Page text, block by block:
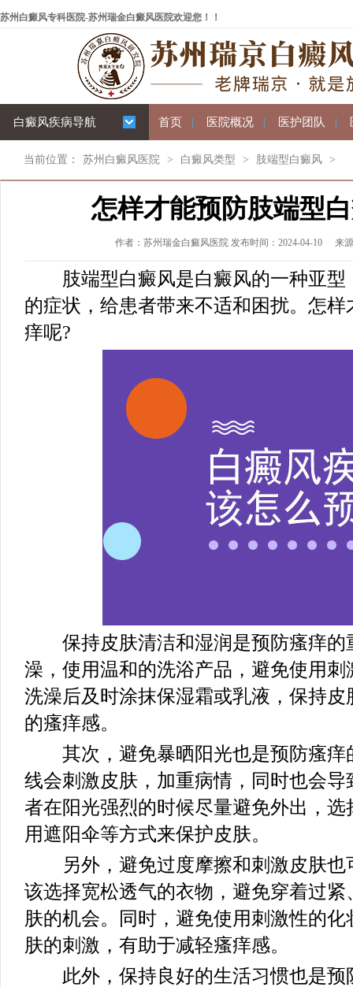
苏州白癜风专科医院-苏州瑞金白癜风医院欢迎您！！
白癜风疾病导航 首页 | 医院概况 | 医护团队 |
当前位置： 苏州白癜风医院 > 白癜风类型 > 肢端型白癜风 >
怎样才能预防肢端型
作者：苏州瑞金白癜风医院 发布时间：2024-04-10 来
肢端型白癜风是白癜风的一种亚型
的症状，给患者带来不适和困扰。怎
痒呢?
保持皮肤清洁和湿润是预防瘙痒的
澡，使用温和的洗浴产品，避免使用
洗澡后及时涂抹保湿霜或乳液，保持
的瘙痒感。
其次，避免暴晒阳光也是预防瘙痒
线会刺激皮肤，加重病情，同时也会
者在阳光强烈的时候尽量避免外出，
用遮阳伞等方式来保护皮肤。
另外，避免过度摩擦和刺激皮肤也
该选择宽松透气的衣物，避免穿着过
肤的机会。同时，避免使用刺激性的
肤的刺激，有助于减轻瘙痒感。
此外，保持良好的生活习惯也是预